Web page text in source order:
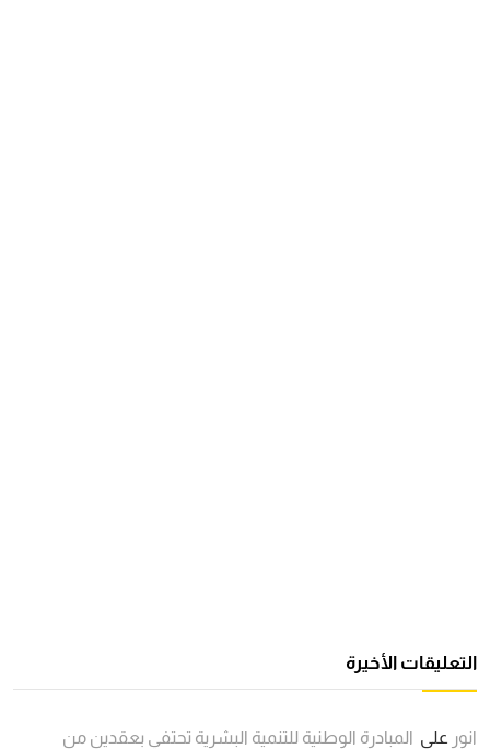
التعليقات الأخيرة
انور على المبادرة الوطنية للتنمية البشرية تحتفي بعقدين من